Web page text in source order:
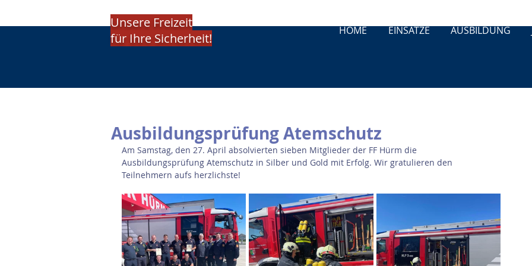
Unsere Freizeit
für Ihre Sicherheit!
HOME EINSÄTZE AUSBILDUNG
Ausbildungsprüfung Atemschutz
Am Samstag, den 27. April absolvierten sieben Mitglieder der FF Hürm die
Ausbildungsprüfung Atemschutz in Silber und Gold mit Erfolg. Wir gratulieren den
Teilnehmern aufs herzlichste!